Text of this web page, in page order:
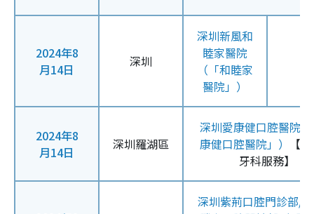
2024年8
月14日
深圳
深圳新風和
睦家醫院
（「和睦家
醫院」）
2024年8
月14日
深圳羅湖區
深圳愛康健口腔醫院
康健口腔醫院」）
【
牙科服務】
深圳紫荊口腔門診部/